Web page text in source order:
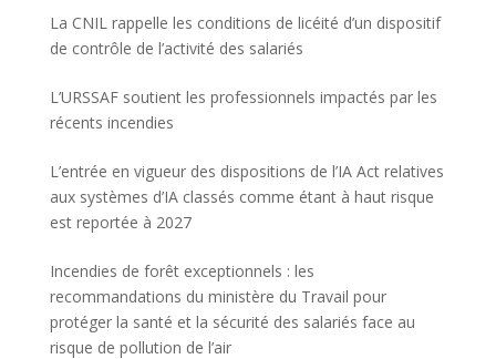
La CNIL rappelle les conditions de licéité d’un dispositif
de contrôle de l’activité des salariés
L’URSSAF soutient les professionnels impactés par les
récents incendies
L’entrée en vigueur des dispositions de l’IA Act relatives
aux systèmes d’IA classés comme étant à haut risque
est reportée à 2027
Incendies de forêt exceptionnels : les
recommandations du ministère du Travail pour
protéger la santé et la sécurité des salariés face au
risque de pollution de l’air